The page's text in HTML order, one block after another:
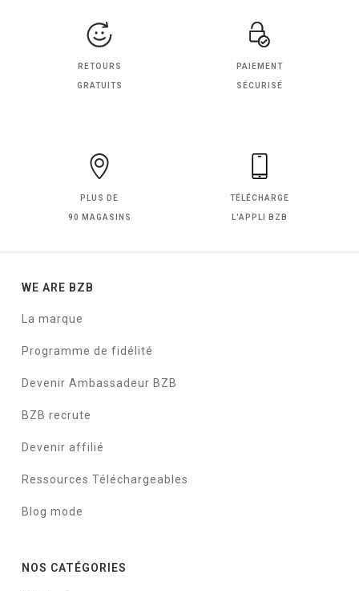
RETOURS
GRATUITS
PAIEMENT
SÉCURISÉ
PLUS DE
90 MAGASINS
TÉLÉCHARGE
L'APPLI BZB
WE ARE BZB
La marque
Programme de fidélité
Devenir Ambassadeur BZB
BZB recrute
Devenir affilié
Ressources Téléchargeables
Blog mode
NOS CATÉGORIES